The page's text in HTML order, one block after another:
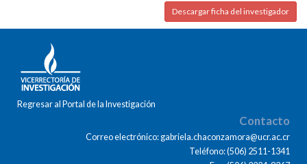
Descargar ficha del investigador
Regresar al Portal de la Investigación
Contacto
Correo electrónico: gabriela.chaconzamora@ucr.ac.cr
Teléfono: (506) 2511-1341